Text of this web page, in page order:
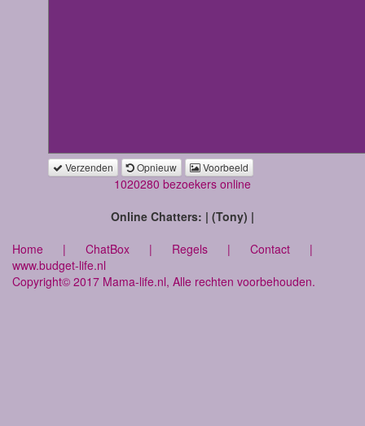
Verzenden Opnieuw Voorbeeld
1020280 bezoekers online
Online Chatters: | (Tony) |
Home | ChatBox | Regels | Contact |
www.budget-life.nl
Copyright© 2017 Mama-life.nl, Alle rechten voorbehouden.